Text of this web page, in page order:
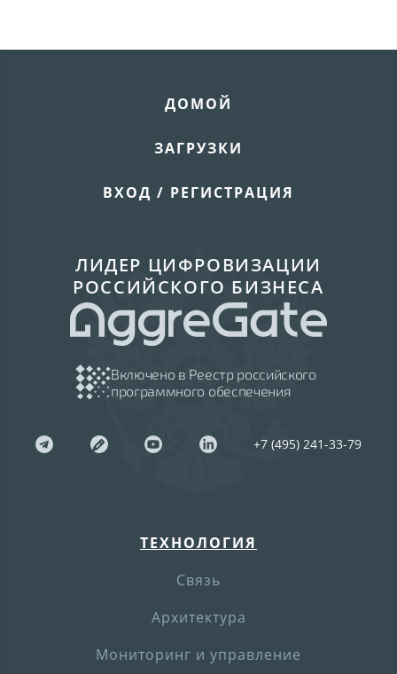
ЛИДЕР ЦИФРОВИЗАЦИИ
РОССИЙСКОГО БИЗНЕСА
Включено в Реестр российского
программного обеспечения
+7 (495) 241-33-79
ТЕХНОЛОГИЯ
Связь
Архитектура
Мониторинг и управление
ДОМОЙ
ЗАГРУЗКИ
ВХОД / РЕГИСТРАЦИЯ